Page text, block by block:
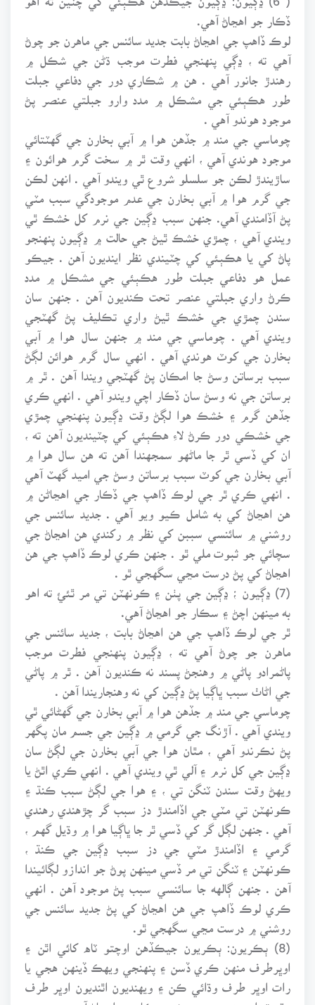
ڏڪار جو اهڃاڻ آهي.
لوڪ ڏاهپ جي اهڃاڻ بابت جديد سائنس جي ماهرن جو چوڻ
آهي ته ، ڍڳي پنهنجي فطرت موجب ڌڻن جي شڪل ۾
رهندڙ جانور آهي . هن ۾ شڪاري دور جي دفاعي جبلت
طور هڪٻئي جي مشڪل ۾ مدد وارو جبلتي عنصر پڻ
موجود هوندو آهي .
چوماسي جي مند ۾ جڏهن هوا ۾ آبي بخارن جي گهٽتائي
موجود هوندي آهي ، انهي وقت ٿر ۾ سخت گرم هوائون ۽
ساڙيندڙ لڪن جو سلسلو شروع ٿي ويندو آهي . انهن لڪن
جي گرم هوا ۾ آبي بخارن جي عدم موجودگي سبب مٽي
پڻ آڏامندي آهي. جنهن سبب ڍڳين جي نرم کل خشڪ ٿي
ويندي آهي ، چمڙي خشڪ ٿيڻ جي حالت ۾ ڍڳيون پنهنجو
پاڻ کي يا هڪٻئي کي چٽيندي نظر اينديون آهن . جيڪو
عمل هو دفاعي جبلت طور هڪٻئي جي مشڪل ۾ مدد
ڪرڻ واري جبلتي عنصر تحت ڪنديون آهن . جنهن سان
سندن چمڙي جي خشڪ ٿيڻ واري تڪليف پڻ گهٽجي
ويندي آهي . چوماسي جي مند ۾ جنهن سال هوا ۾ آبي
بخارن جي کوٽ هوندي آهي . انهي سال گرم هوائن لڳڻ
سبب برساتن وسڻ جا امڪان پڻ گهٽجي ويندا آهن . ٿر ۾
برساتن جي نه وسڻ سان ڏڪار اچي ويندو آهي . انهي ڪري
جڏهن گرم ۽ خشڪ هوا لڳڻ وقت ڍڳيون پنهنجي چمڙي
جي خشڪي دور ڪرڻ لاءِ هڪٻئي کي چٽينديون آهن ته ،
ان کي ڏسي ٿر جا ماڻهو سمجهندا آهن ته هن سال هوا ۾
آبي بخارن جي کوٽ سبب برساتن وسڻ جي اميد گهٽ آهي
. انهي ڪري ٿر جي لوڪ ڏاهپ جي ڏڪار جي اهڃاڻن ۾
هن اهڃاڻ کي به شامل ڪيو ويو آهي . جديد سائنس جي
روشني ۾ سائنسي سببن کي نظر ۾ رکندي هن اهڃاڻ جي
سچائي جو ثبوت ملي ٿو . جنهن ڪري لوڪ ڏاهپ جي هن
اهڃاڻ کي پڻ درست مڃي سگهجي ٿو .
(7) ڍڳيون ؛ ڍڳين جي پٺن ۽ ڪونهٽن تي مر ٿئئ ته اهو
به مينهن اچڻ ۽ سڪار جو اهڃاڻ آهي.
ٿر جي لوڪ ڏاهپ جي هن اهڃاڻ بابت ، جديد سائنس جي
ماهرن جو چوڻ آهي ته ، ڍڳيون پنهنجي فطرت موجب
پاڻمرادو پاڻي ۾ وهنجڻ پسند نه ڪنديون آهن . ٿر ۾ پاڻي
جي اڻاٺ سبب ڀاڳيا پڻ ڍڳين کي نه وهنجاريندا آهن .
چوماسي جي مند ۾ جڏهن هوا ۾ آبي بخارن جي گهڻائي ٿي
ويندي آهي . آڙنگ جي گرمي ۾ ڍڳين جي جسم مان پگهر
پڻ نڪرندو آهي ، مٿان هوا جي آبي بخارن جي لڳڻ سان
ڍڳين جي کل نرم ۽ آلي ٿي ويندي آهي . انهي ڪري اٿڻ يا
ويهڻ وقت سندن ٽنگن تي ، ۽ هوا جي لڳڻ سبب ڪنڌ ۽
ڪونهٽن تي مٽي جي اڏامندڙ دز سبب گر چڙهندي رهندي
آهي . جنهن لڳل گر کي ڏسي ٿر جا ڀاڳيا هوا ۾ وڌيل گهم ،
گرمي ۽ اڏامندڙ مٽي جي دز سبب ڍڳين جي ڪنڌ ،
ڪونهٽن ۽ ٽنگن تي مر ڏسي مينهن پوڻ جو اندازو لڳائيندا
آهن . جنهن ڳالهه جا سائنسي سبب پڻ موجود آهن . انهي
ڪري لوڪ ڏاهپ جي هن اهڃاڻ کي پڻ جديد سائنس جي
روشني ۾ درست مڃي سگهجي ٿو.
(8) ٻڪريون: ٻڪريون جيڪڏهن اوچتو ٽاه کائي اٿن ۽
اوڀرطرف منهن ڪري ڏسن ۽ پنهنجي ويهڪ ڏينهن هجي يا
رات اوڀر طرف وڌائي ڪن ۽ ويهنديون اٿنديون اوڀر طرف
وڌن ته اهو به مينهن وسڻ ۽ سڪار جو اهڃاڻ آهي.،